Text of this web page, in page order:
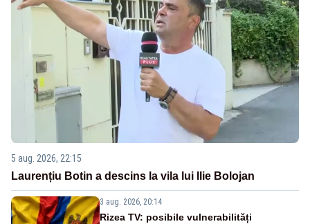
5 aug. 2026, 22:15
Laurențiu Botin a descins la vila lui Ilie Bolojan
3 aug. 2026, 20:14
Rizea TV: posibile vulnerabilități